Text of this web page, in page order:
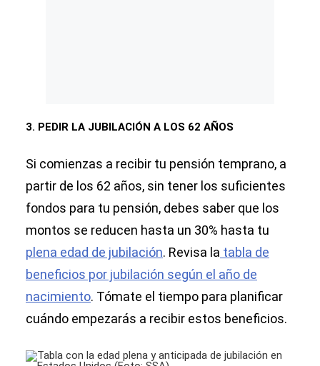
3. PEDIR LA JUBILACIÓN A LOS 62 AÑOS
Si comienzas a recibir tu pensión temprano, a
partir de los 62 años, sin tener los suficientes
fondos para tu pensión, debes saber que los
montos se reducen hasta un 30% hasta tu
plena edad de jubilación. Revisa la tabla de
beneficios por jubilación según el año de
nacimiento. Tómate el tiempo para planificar
cuándo empezarás a recibir estos beneficios.